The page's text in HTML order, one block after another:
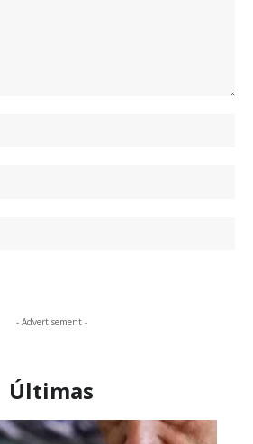
- Advertisement -
Últimas